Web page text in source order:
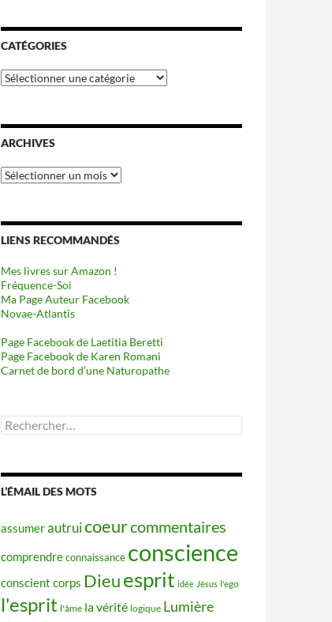
CATÉGORIES
Catégories
ARCHIVES
Archives
LIENS RECOMMANDÉS
Mes livres sur Amazon !
Fréquence-Soi
Ma Page Auteur Facebook
Novae-Atlantis
Page Facebook de Laetitia Beretti
Page Facebook de Karen Romani
Carnet de bord d’une Naturopathe
Rechercher :
L’ÉMAIL DES MOTS
assumerautruicoeurcommentaires
comprendreconnaissance conscience
conscient corps Dieuesprit idée Jésus l'ego
l'esprit l'âme la vérité logique Lumière